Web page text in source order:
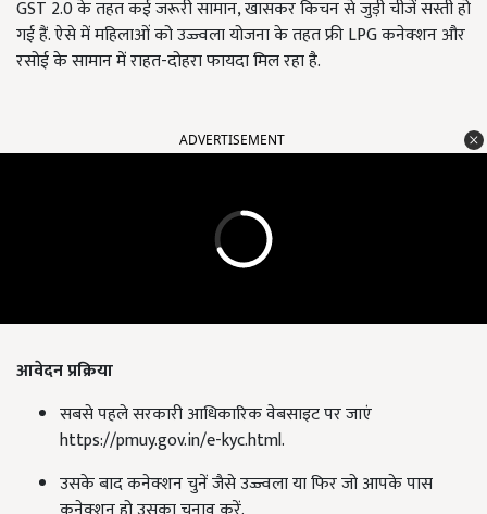
GST 2.0 के तहत कई जरूरी सामान, खासकर किचन से जुड़ी चीजें सस्ती हो
गई हैं. ऐसे में महिलाओं को उज्ज्वला योजना के तहत फ्री LPG कनेक्शन और
रसोई के सामान में राहत-दोहरा फायदा मिल रहा है.
ADVERTISEMENT
आवेदन प्रक्रिया
सबसे पहले सरकारी आधिकारिक वेबसाइट पर जाएं
https://pmuy.gov.in/e-kyc.html.
उसके बाद कनेक्शन चुनें जैसे उज्ज्वला या फिर जो आपके पास